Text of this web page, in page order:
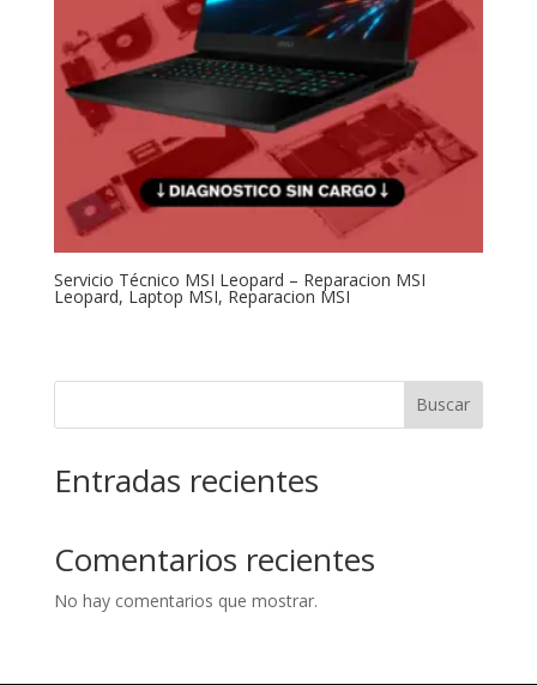
Servicio Técnico MSI Leopard – Reparacion MSI
Leopard, Laptop MSI, Reparacion MSI
Buscar
Entradas recientes
Comentarios recientes
No hay comentarios que mostrar.